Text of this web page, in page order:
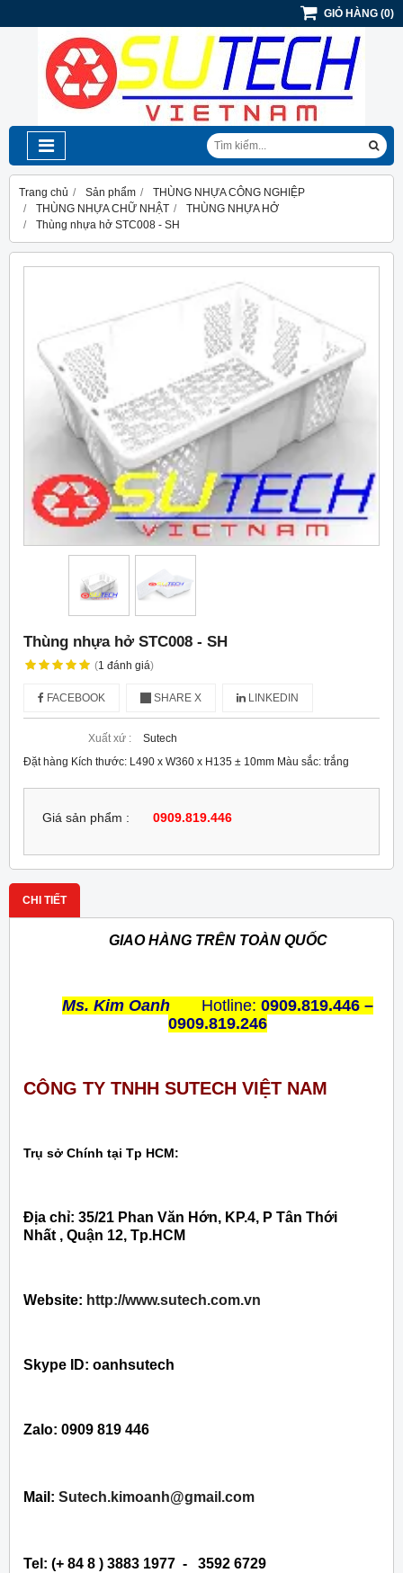
GIỎ HÀNG (0)
Trang chủ Sản phẩm
THÙNG NHỰA CÔNG NGHIỆP
THÙNG NHỰA CHỮ NHẬT
THÙNG NHỰA HỞ
Thùng nhựa hở STC008 - SH
Thùng nhựa hở STC008 - SH
(1 đánh giá)
FACEBOOK SHARE X LINKEDIN
Xuất xứ :
Sutech
Đặt hàng Kích thước: L490 x W360 x H135 ± 10mm Màu sắc: trắng
Giá sản phẩm : 0909.819.446
CHI TIẾT
GIAO HÀNG TRÊN TOÀN QUỐC
Ms. Kim Oanh Hotline: 0909.819.446 –
0909.819.246
CÔNG TY TNHH SUTECH VIỆT NAM
Trụ sở Chính tại Tp HCM:
Địa chỉ: 35/21 Phan Văn Hớn, KP.4, P Tân Thới
Nhất , Quận 12, Tp.HCM
Website: http://www.sutech.com.vn
Skype ID: oanhsutech
Zalo: 0909 819 446
Mail: Sutech.kimoanh@gmail.com
Tel: (+ 84 8 ) 3883 1977 - 3592 6729